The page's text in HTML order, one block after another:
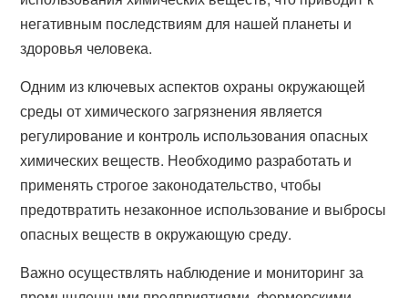
негативным последствиям для нашей планеты и
здоровья человека.
Одним из ключевых аспектов охраны окружающей
среды от химического загрязнения является
регулирование и контроль использования опасных
химических веществ. Необходимо разработать и
применять строгое законодательство, чтобы
предотвратить незаконное использование и выбросы
опасных веществ в окружающую среду.
Важно осуществлять наблюдение и мониторинг за